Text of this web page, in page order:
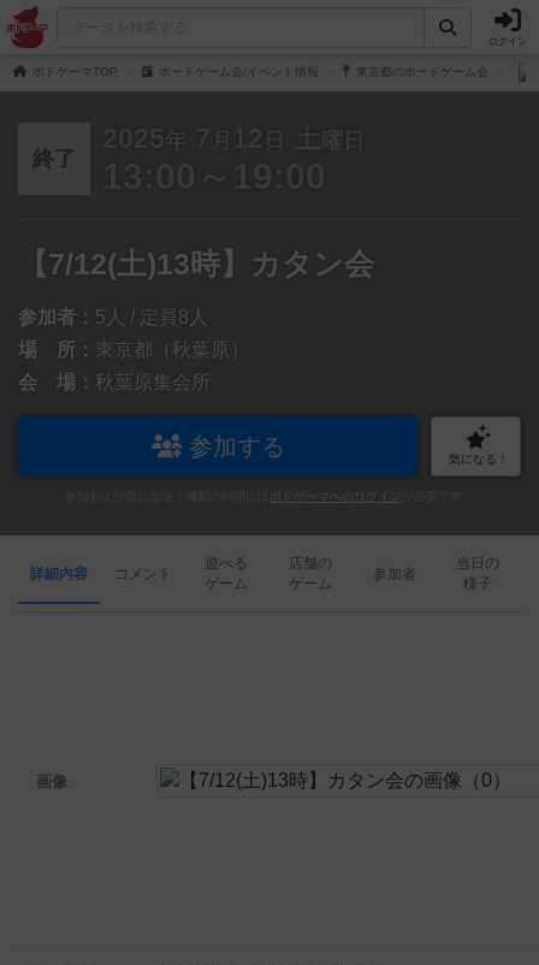
ログイン
ボドゲーマTOP ボードゲーム会/イベント情報 東京都のボードゲーム会
終了
2025 年 7 月 12 日 土 曜日
13:00～19:00
【7/12(土)13時】カタン会
参加者： 5人 / 定員8人
場 所： 東京都（秋葉原）
会 場： 秋葉原集会所
参加する 気になる！
ボドゲーマへのログイン
詳細内容 コメント
遊べる
ゲーム
店舗の
ゲーム
参加者
当日の
様子
画像